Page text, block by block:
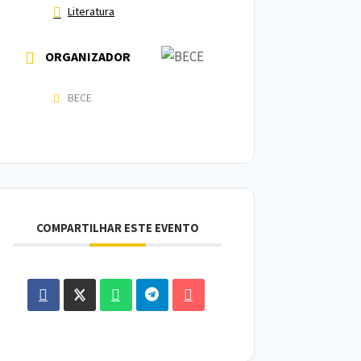
Literatura
ORGANIZADOR
BECE
COMPARTILHAR ESTE EVENTO